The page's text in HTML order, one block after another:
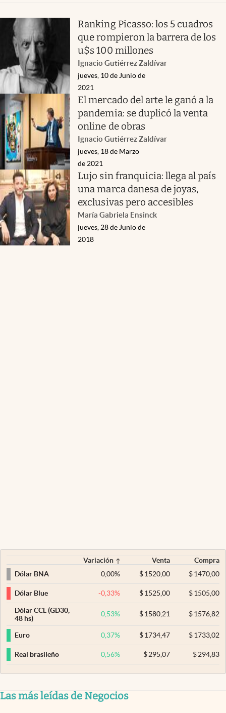
Ranking Picasso: los 5 cuadros
que rompieron la barrera de los
u$s 100 millones
Ignacio Gutiérrez Zaldívar
jueves, 10 de Junio de
2021
El mercado del arte le ganó a la
pandemia: se duplicó la venta
online de obras
Ignacio Gutiérrez Zaldívar
jueves, 18 de Marzo
de 2021
Lujo sin franquicia: llega al país
una marca danesa de joyas,
exclusivas pero accesibles
María Gabriela Ensinck
jueves, 28 de Junio de
2018
Variación Venta
Compra
Dólar BNA
0,00% $ 1520,00 $1470,00
Dólar Blue -0,33% $ 1525,00 $1505,00
Dólar CCL (GD30,
48 hs)
0,53% $ 1580,21 $1576,82
Euro 0,37% $ 1734,47 $1733,02
Real brasileño 0,56% $ 295,07 $294,83
Las más leídas de Negocios